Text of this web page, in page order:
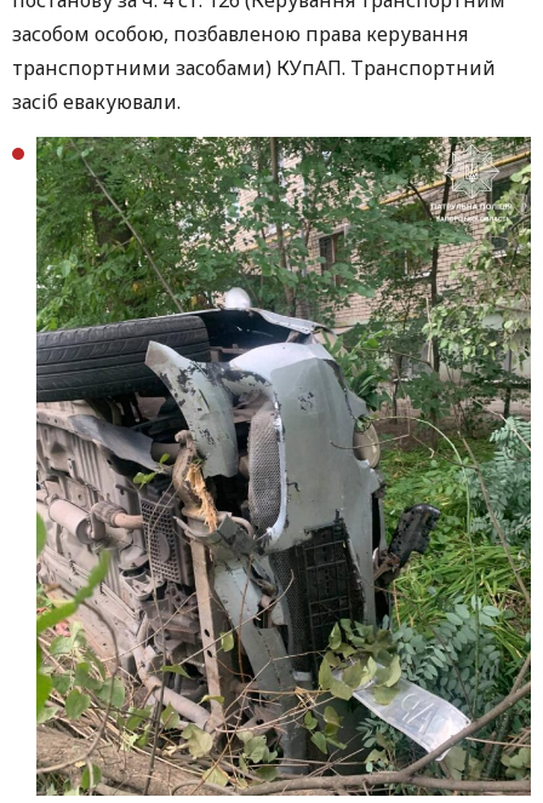
засобом особою, позбавленою права керування
транспортними засобами) КУпАП. Транспортний
засіб евакуювали.